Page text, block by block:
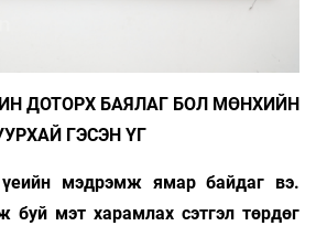
ДОТОРХ БАЯЛАГ БОЛ МӨНХИЙН
ГЭСЭН ҮГ
үеийн мэдрэмж ямар байдаг вэ.
буй мэт харамлах сэтгэл төрдөг